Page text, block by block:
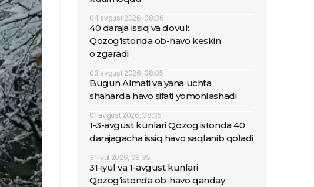
04 avgust 2026, 08:36
40 daraja issiq va dovul:
Qozog‘istonda ob-havo keskin
o‘zgaradi
03 avgust 2026, 08:35
Bugun Almati va yana uchta
shaharda havo sifati yomonlashadi
01 avgust 2026, 08:35
1-3-avgust kunlari Qozog‘istonda 40
darajagacha issiq havo saqlanib qoladi
31 iyul 2026, 08:35
31-iyul va 1-avgust kunlari
Qozog‘istonda ob-havo qanday